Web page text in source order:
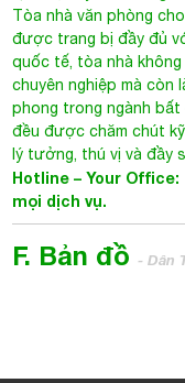
Tòa nhà văn phòng
được trang bị đầy đủ
quốc tế, tòa nhà không
chuyên nghiệp mà còn
phong trong ngành
đều được chăm chút
lý tưởng, thú vị và đầy
Hotline – Your Office:
mọi dịch vụ.
F. Bản đồ- Dân